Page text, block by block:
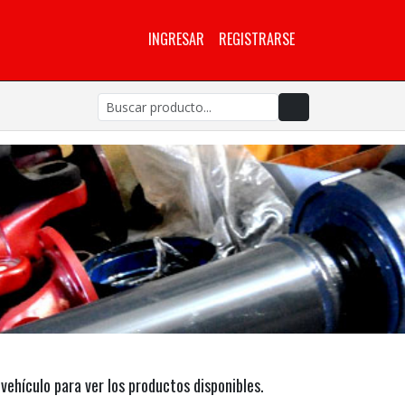
INGRESAR REGISTRARSE
para ver los productos disponibles.